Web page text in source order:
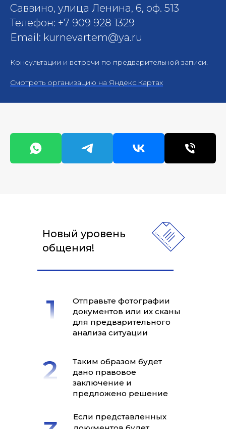
Саввино, улица Ленина, 6, оф. 513
Телефон: +7 909 928 1329
Email: kurnevartem@ya.ru
Консультации и встречи по предварительной записи.
Смотреть организацию на Яндекс.Картах
Новый уровень
общения!
Отправьте фотографии
документов или их сканы
для предварительного
анализа ситуации
Таким образом будет
дано правовое
заключение и
предложено решение
Если представленных